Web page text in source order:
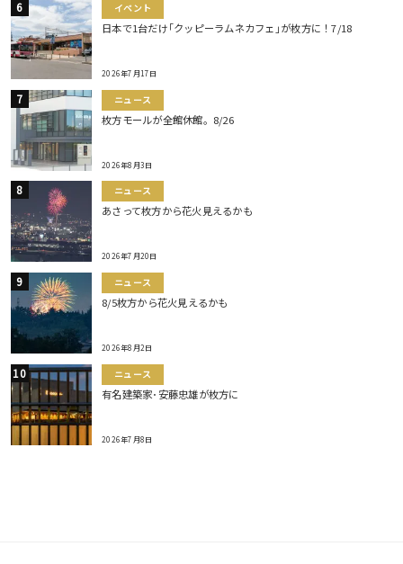
イベント
日本で1台だけ｢クッピーラムネカフェ｣が枚方に！7/18
2026年7月17日
ニュース
枚方モールが全館休館。8/26
2026年8月3日
ニュース
あさって枚方から花火見えるかも
2026年7月20日
ニュース
8/5枚方から花火見えるかも
2026年8月2日
ニュース
有名建築家･安藤忠雄が枚方に
2026年7月8日